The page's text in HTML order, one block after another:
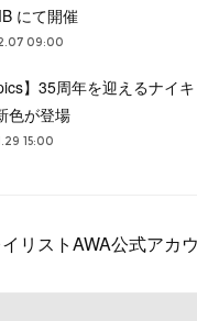
にて開催
09:00
】35周年を迎えるナイ
色が登場
15:00
リストAWA公式アカ